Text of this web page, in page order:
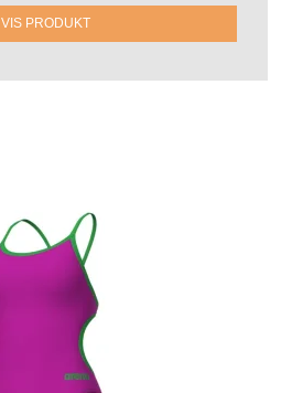
VIS PRODUKT